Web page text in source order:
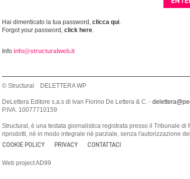
Hai dimenticato la tua password, clicca qui.
Forgot your password, click here.
Info info@structuralweb.it
© Structural DELETTERA WP
DeLettera Editore s.a.s di Ivan Fiorino De Lettera & C. -
P.IVA. 10077710159
Structural, è una testata giornalistica registrata presso il Tribunale
riprodotti, nè in modo integrale nè parziale, senza l'autorizzazione
COOKIE POLICY PRIVACY CONTATTACI
Web project AD99